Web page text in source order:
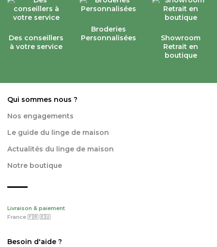
Des conseillers
à votre service
Broderies
Personnalisées
Showroom
Retrait en
boutique
Qui sommes nous ?
Nos engagements
Le guide du linge de maison
Actualités du linge de maison
Notre boutique
Livraison & paiement
France 🇫🇷 🇪🇺
Besoin d'aide ?